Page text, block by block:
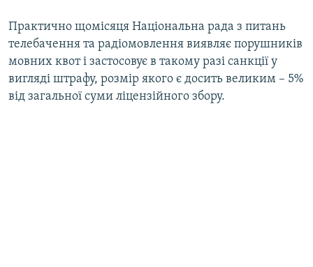
Практично щомісяця Національна рада з питань
телебачення та радіомовлення виявляє порушників
мовних квот і застосовує в такому разі санкції у
вигляді штрафу, розмір якого є досить великим – 5%
від загальної суми ліцензійного збору.